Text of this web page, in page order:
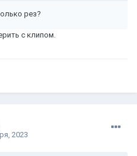
рез?
с клипом.
2023